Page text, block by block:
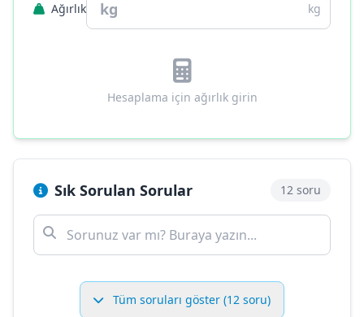
Ağırlık kg
Hesaplama için ağırlık girin
Sık Sorulan Sorular 12 soru
Tüm soruları göster (12 soru)